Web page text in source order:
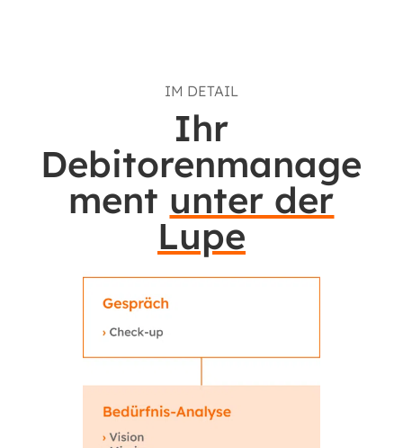
IM DETAIL
Ihr
Debitorenmanage
ment unter der
Lupe